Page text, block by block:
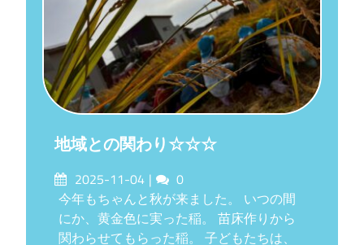
地域との関わり☆☆☆
Posted
on
2025-11-04 Comments
0
今年もちゃんと秋が来ました。 いつの間
にか、黄金色に実った稲。 苗床作りから
関わらせてもらった稲。 子どもたちは、